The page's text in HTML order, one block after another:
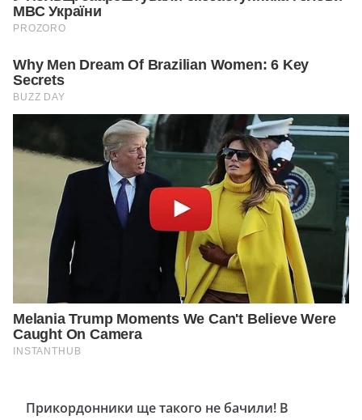
Прикордонники ще такого не бачили! В